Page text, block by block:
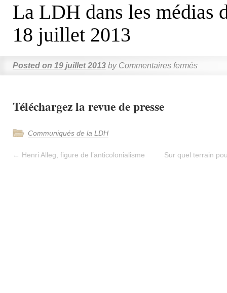
La LDH dans les médias
18 juillet 2013
Posted on 19 juillet 2013 by Commentaires fermés
Téléchargez la revue de presse
Communiqués de la LDH
← Henri Alleg, figure de l’anticolonialisme Sur quel terrain